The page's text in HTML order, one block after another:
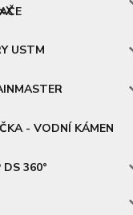
USTM
- VODNÍ KÁMEN
DS 360°